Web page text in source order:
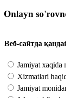
Onlayn
Веб-сайтда
Jamiyat xaqida
Xizmatlari
Jamiyat